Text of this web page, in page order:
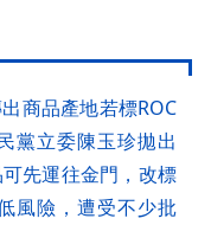
商品產地若標ROC
黨立委陳玉珍拋出
先運往金門，改標
風險，遭受不少批